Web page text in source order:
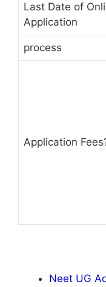
Last Date of
Application
process
Application
Neet UG